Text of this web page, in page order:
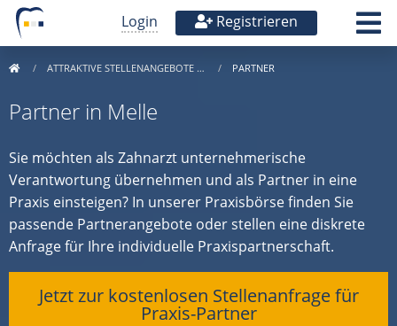
Login Registrieren
ATTRAKTIVE STELLENANGEBOTE … PARTNER
Partner in Melle
Sie möchten als Zahnarzt unternehmerische
Verantwortung übernehmen und als Partner in eine
Praxis einsteigen? In unserer Praxisbörse finden Sie
passende Partnerangebote oder stellen eine diskrete
Anfrage für Ihre individuelle Praxispartnerschaft.
Jetzt zur kostenlosen Stellenanfrage für
Praxis-Partner